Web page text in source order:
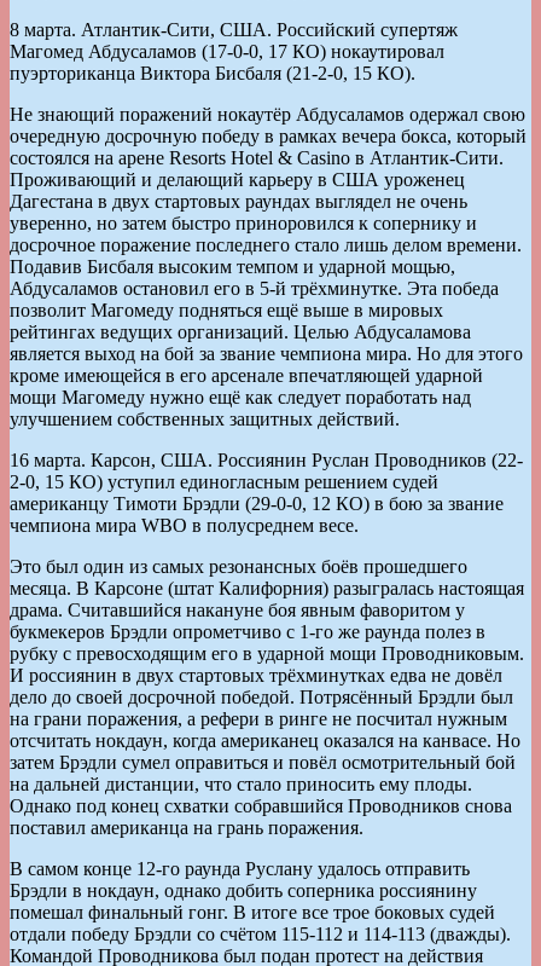
8 марта. Атлантик-Сити, США. Российский супертяж
Магомед Абдусаламов (17-0-0, 17 КО) нокаутировал
пуэрториканца Виктора Бисбаля (21-2-0, 15 КО).
Не знающий поражений нокаутёр Абдусаламов одержал свою
очередную досрочную победу в рамках вечера бокса, который
состоялся на арене Resorts Hotel & Casino в Атлантик-Сити.
Проживающий и делающий карьеру в США уроженец
Дагестана в двух стартовых раундах выглядел не очень
уверенно, но затем быстро приноровился к сопернику и
досрочное поражение последнего стало лишь делом времени.
Подавив Бисбаля высоким темпом и ударной мощью,
Абдусаламов остановил его в 5-й трёхминутке. Эта победа
позволит Магомеду подняться ещё выше в мировых
рейтингах ведущих организаций. Целью Абдусаламова
является выход на бой за звание чемпиона мира. Но для этого
кроме имеющейся в его арсенале впечатляющей ударной
мощи Магомеду нужно ещё как следует поработать над
улучшением собственных защитных действий.
16 марта. Карсон, США. Россиянин Руслан Проводников (22-
2-0, 15 КО) уступил единогласным решением судей
американцу Тимоти Брэдли (29-0-0, 12 КО) в бою за звание
чемпиона мира WBO в полусреднем весе.
Это был один из самых резонансных боёв прошедшего
месяца. В Карсоне (штат Калифорния) разыгралась настоящая
драма. Считавшийся накануне боя явным фаворитом у
букмекеров Брэдли опрометчиво с 1-го же раунда полез в
рубку с превосходящим его в ударной мощи Проводниковым.
И россиянин в двух стартовых трёхминутках едва не довёл
дело до своей досрочной победой. Потрясённый Брэдли был
на грани поражения, а рефери в ринге не посчитал нужным
отсчитать нокдаун, когда американец оказался на канвасе. Но
затем Брэдли сумел оправиться и повёл осмотрительный бой
на дальней дистанции, что стало приносить ему плоды.
Однако под конец схватки собравшийся Проводников снова
поставил американца на грань поражения.
В самом конце 12-го раунда Руслану удалось отправить
Брэдли в нокдаун, однако добить соперника россиянину
помешал финальный гонг. В итоге все трое боковых судей
отдали победу Брэдли со счётом 115-112 и 114-113 (дважды).
Командой Проводникова был подан протест на действия